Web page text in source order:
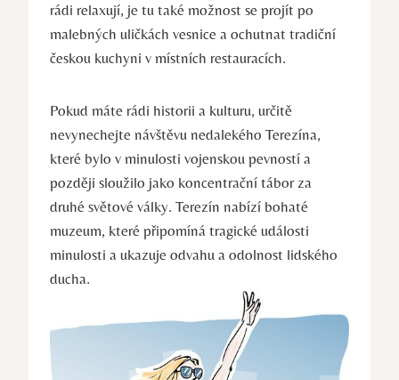
rádi relaxují, je tu také možnost se projít po
malebných uličkách vesnice a ochutnat tradiční
českou kuchyni v místních restauracích.
Pokud máte rádi historii a kulturu, určitě
nevynechejte návštěvu nedalekého Terezína,
které bylo v minulosti vojenskou pevností a
později sloužilo jako koncentrační tábor za
druhé světové války. Terezín nabízí bohaté
muzeum, které připomíná tragické události
minulosti a ukazuje odvahu a odolnost lidského
ducha.